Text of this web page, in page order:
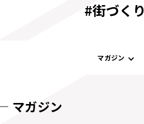
#街づくり
マガジン
マガジン